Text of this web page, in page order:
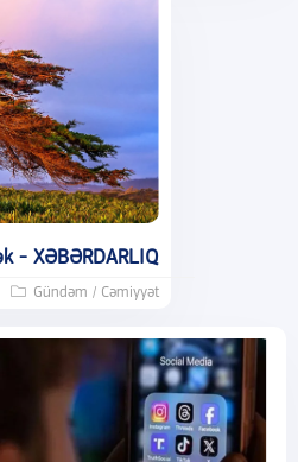
- XƏBƏRDARLIQ
Gündəm / Cəmiyyət